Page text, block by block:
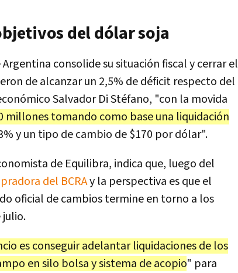
del dólar soja
consolide su situación fiscal y cerrar el
de alcanzar un 2,5% de déficit respecto del
Salvador Di Stéfano, "con la movida
millones tomando como base una liquidación
y un tipo de cambio de $170 por dólar".
de Equilibra, indica que, luego del
del BCRAy la perspectiva es que el
oficial de cambios termine en torno a los
julio.
es conseguir adelantar liquidaciones de los
en silo bolsa y sistema de acopio" para